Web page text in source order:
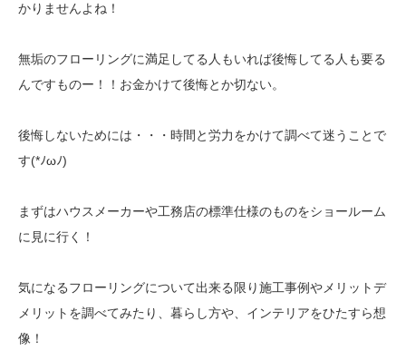
かりませんよね！
無垢のフローリングに満足してる人もいれば後悔してる人も要る
んですものー！！お金かけて後悔とか切ない。
後悔しないためには・・・時間と労力をかけて調べて迷うことで
す(*ﾉωﾉ)
まずはハウスメーカーや工務店の標準仕様のものをショールーム
に見に行く！
気になるフローリングについて出来る限り施工事例やメリットデ
メリットを調べてみたり、暮らし方や、インテリアをひたすら想
像！